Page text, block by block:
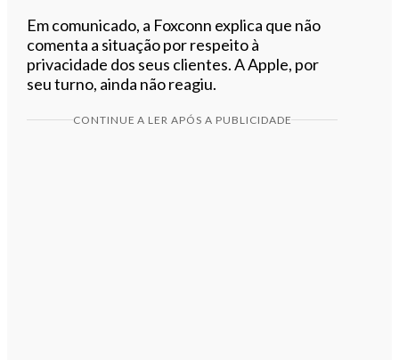
Em comunicado, a Foxconn explica que não
comenta a situação por respeito à
privacidade dos seus clientes. A Apple, por
seu turno, ainda não reagiu.
CONTINUE A LER APÓS A PUBLICIDADE